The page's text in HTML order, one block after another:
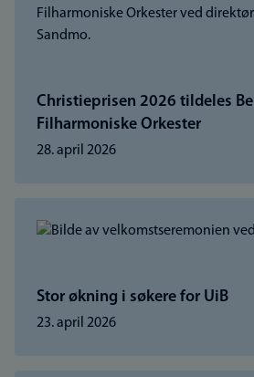
Christieprisen 2026 tildeles
Filharmoniske Orkester
28. april 2026
Stor økning i søkere for UiB
23. april 2026